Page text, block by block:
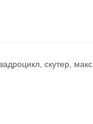
скутер,